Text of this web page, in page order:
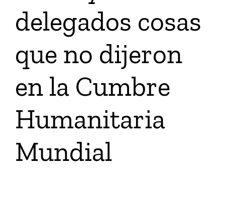
Boletín Electrónico
Media
Tienda Virtual
Buscar
Cómo Donar
delegados cosas
que no dijeron
en la Cumbre
Humanitaria
Mundial